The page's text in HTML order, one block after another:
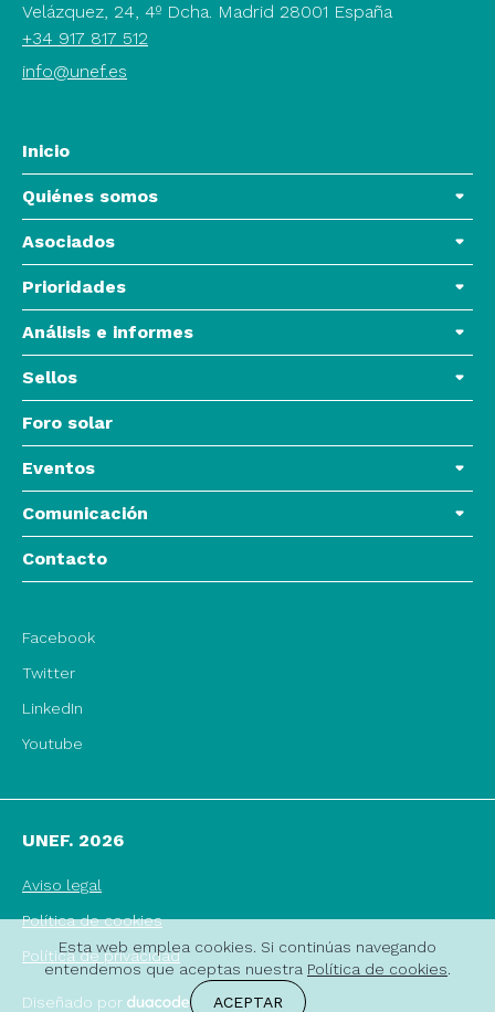
Velázquez, 24, 4º Dcha. Madrid 28001 España
+34 917 817 512
info@unef.es
Inicio
Quiénes somos
Asociados
Prioridades
Análisis e informes
Sellos
Foro solar
Eventos
Comunicación
Contacto
Facebook
Twitter
LinkedIn
Youtube
UNEF. 2026
Aviso legal
Política de cookies
Política de privacidad
Diseñado por
Esta web emplea cookies. Si continúas navegando
entendemos que aceptas nuestra Política de cookies.
ACEPTAR